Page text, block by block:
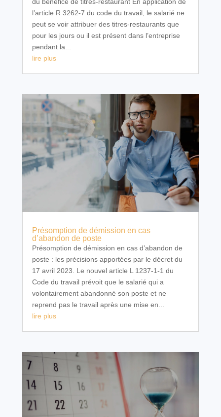
l’article R 3262-7 du code du travail, le salarié ne
peut se voir attribuer des titres-restaurants que
pour les jours ou il est présent dans l’entreprise
pendant la...
lire plus
Présomption de démission en cas
d’abandon de poste
Présomption de démission en cas d’abandon de
poste : les précisions apportées par le décret du
17 avril 2023. Le nouvel article L 1237-1-1 du
Code du travail prévoit que le salarié qui a
volontairement abandonné son poste et ne
reprend pas le travail après une mise en...
lire plus